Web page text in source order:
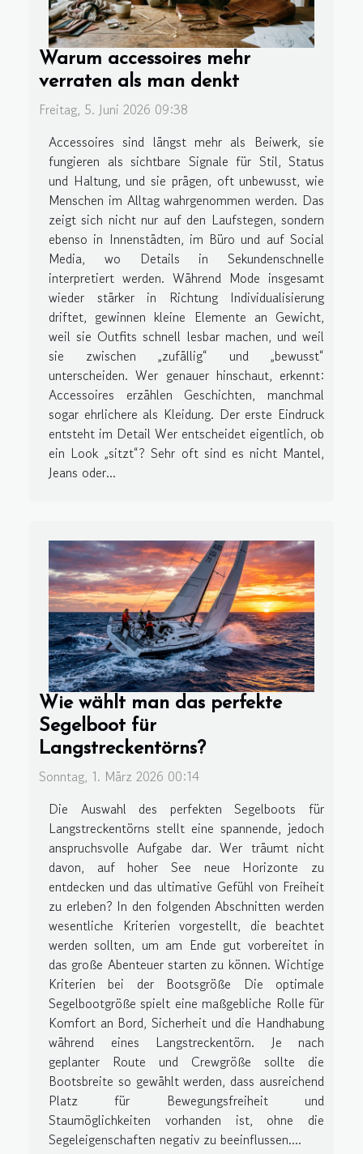
Warum accessoires mehr
verraten als man denkt
Freitag, 5. Juni 2026 09:38
Accessoires sind längst mehr als Beiwerk, sie
fungieren als sichtbare Signale für Stil, Status
und Haltung, und sie prägen, oft unbewusst, wie
Menschen im Alltag wahrgenommen werden. Das
zeigt sich nicht nur auf den Laufstegen, sondern
ebenso in Innenstädten, im Büro und auf Social
Media, wo Details in Sekundenschnelle
interpretiert werden. Während Mode insgesamt
wieder stärker in Richtung Individualisierung
driftet, gewinnen kleine Elemente an Gewicht,
weil sie Outfits schnell lesbar machen, und weil
sie zwischen „zufällig“ und „bewusst“
unterscheiden. Wer genauer hinschaut, erkennt:
Accessoires erzählen Geschichten, manchmal
sogar ehrlichere als Kleidung. Der erste Eindruck
entsteht im Detail Wer entscheidet eigentlich, ob
ein Look „sitzt“? Sehr oft sind es nicht Mantel,
Jeans oder...
Wie wählt man das perfekte
Segelboot für
Langstreckentörns?
Sonntag, 1. März 2026 00:14
Die Auswahl des perfekten Segelboots für
Langstreckentörns stellt eine spannende, jedoch
anspruchsvolle Aufgabe dar. Wer träumt nicht
davon, auf hoher See neue Horizonte zu
entdecken und das ultimative Gefühl von Freiheit
zu erleben? In den folgenden Abschnitten werden
wesentliche Kriterien vorgestellt, die beachtet
werden sollten, um am Ende gut vorbereitet in
das große Abenteuer starten zu können. Wichtige
Kriterien bei der Bootsgröße Die optimale
Segelbootgröße spielt eine maßgebliche Rolle für
Komfort an Bord, Sicherheit und die Handhabung
während eines Langstreckentörn. Je nach
geplanter Route und Crewgröße sollte die
Bootsbreite so gewählt werden, dass ausreichend
Platz für Bewegungsfreiheit und
Staumöglichkeiten vorhanden ist, ohne die
Segeleigenschaften negativ zu beeinflussen....